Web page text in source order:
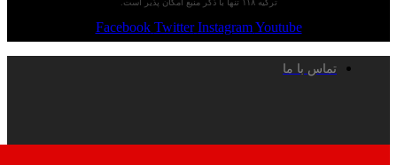
Facebook Twitter Instagram
تماس با ما